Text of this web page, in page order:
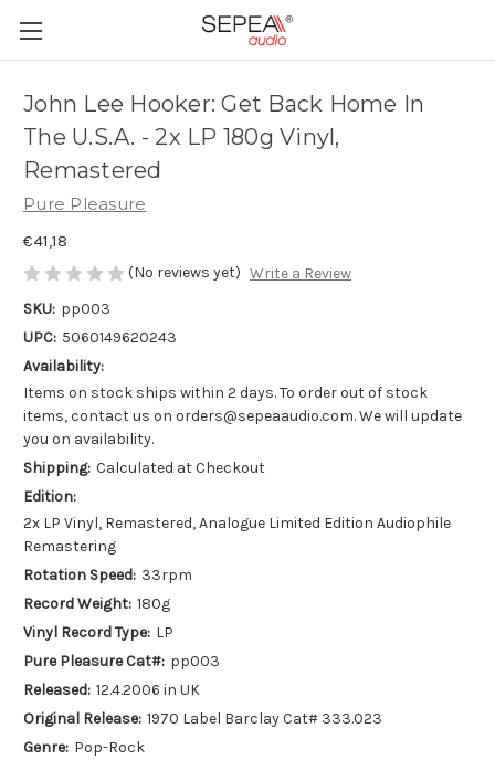
John Lee Hooker: Get Back Home In
The U.S.A. - 2x LP 180g Vinyl,
Remastered
Pure Pleasure
€41,18
(No reviews yet) Write a Review
SKU: pp003
UPC: 5060149620243
Availability:
Items on stock ships within 2 days. To order out of stock
items, contact us on orders@sepeaaudio.com. We will update
you on availability.
Shipping: Calculated at Checkout
Edition:
2x LP Vinyl, Remastered, Analogue Limited Edition Audiophile
Remastering
Rotation Speed: 33rpm
Record Weight: 180g
Vinyl Record Type: LP
Pure Pleasure Cat#: pp003
Released: 12.4.2006 in UK
Original Release: 1970 Label Barclay Cat# 333.023
Genre: Pop-Rock